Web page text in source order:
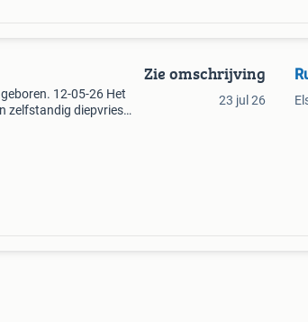
12-05-26 Het
zelfstandig diepvries
Zie omschrijving
23 jul 26